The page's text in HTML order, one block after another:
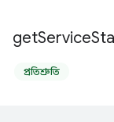
getService
প্রতিশ্রুতি